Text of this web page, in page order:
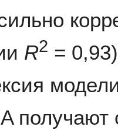
R2 =
получают